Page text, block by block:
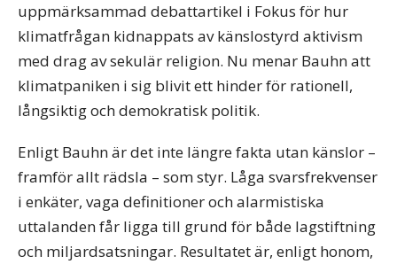
uppmärksammad debattartikel i Fokus för hur
klimatfrågan kidnappats av känslostyrd aktivism
med drag av sekulär religion. Nu menar Bauhn att
klimatpaniken i sig blivit ett hinder för rationell,
långsiktig och demokratisk politik.
Enligt Bauhn är det inte längre fakta utan känslor –
framför allt rädsla – som styr. Låga svarsfrekvenser
i enkäter, vaga definitioner och alarmistiska
uttalanden får ligga till grund för både lagstiftning
och miljardsatsningar. Resultatet är, enligt honom,